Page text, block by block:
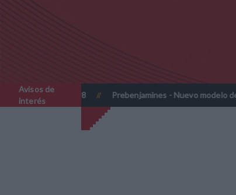
Avisos de
interés
y 2027-2028 Prebenjamines - Nuevo modelo de